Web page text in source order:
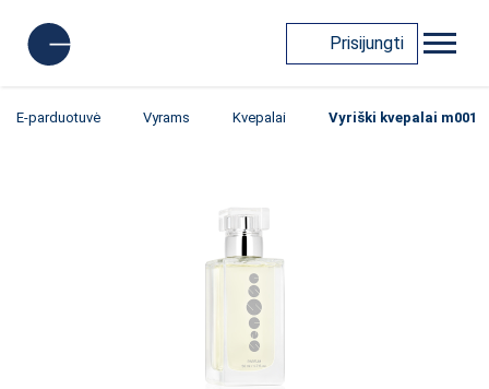
Prisijungti
E-parduotuvė Vyrams Kvepalai Vyriški kvepalai m001